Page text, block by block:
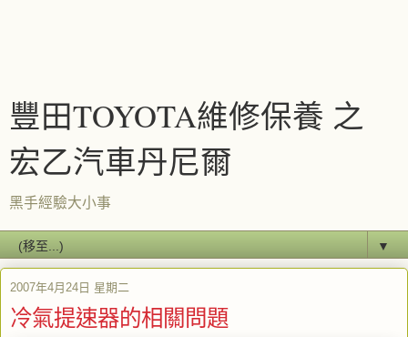
豐田TOYOTA維修保養 之
宏乙汽車丹尼爾
黑手經驗大小事
▼
2007年4月24日 星期二
冷氣提速器的相關問題